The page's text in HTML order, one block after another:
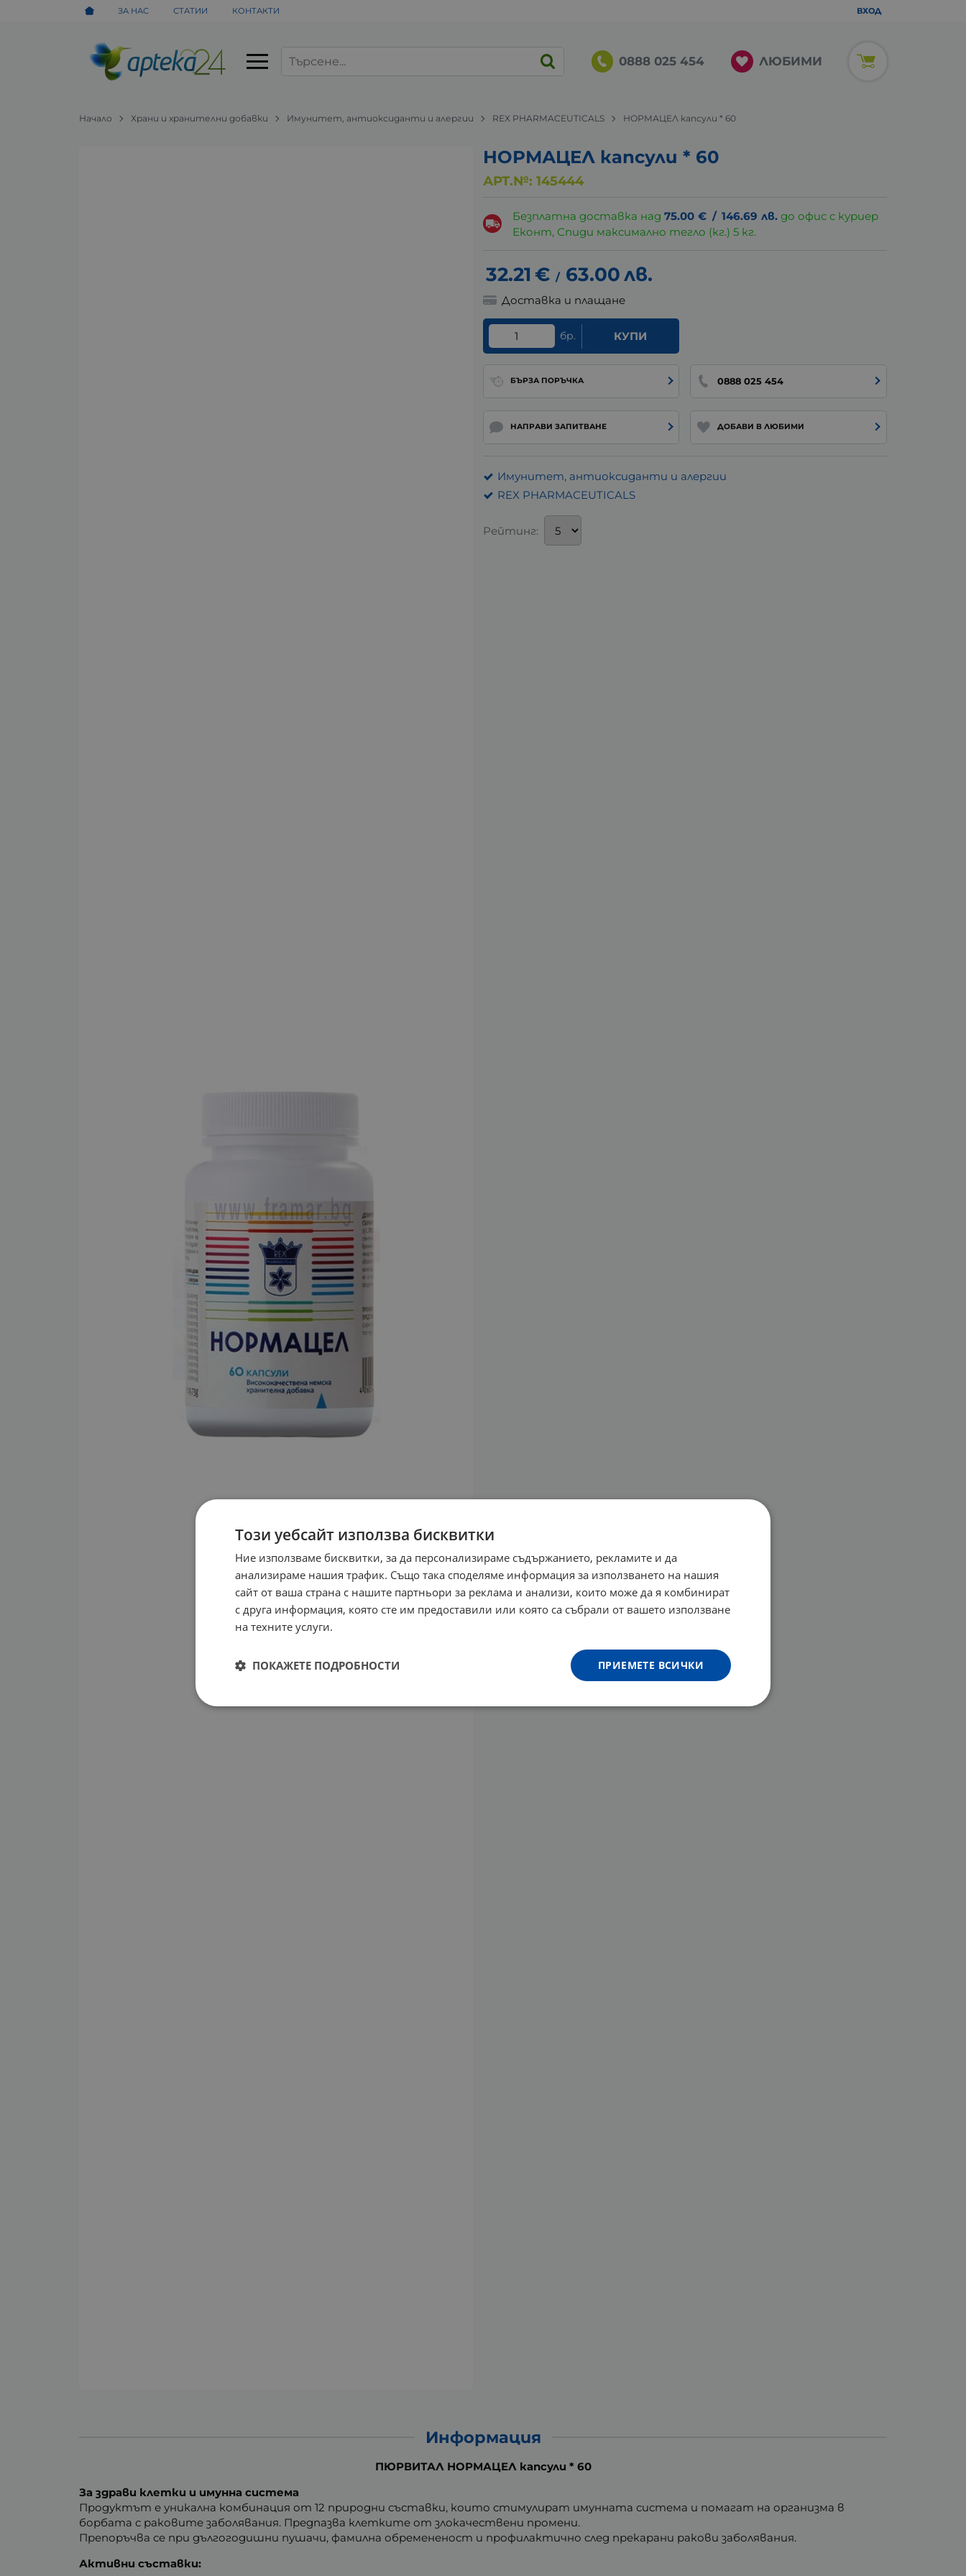
ЗА НАС СТАТИИ КОНТАКТИ ВХОД
0888 025 454 ЛЮБИМИ
Начало Храни и хранителни добавки Имунитет, антиоксиданти и алергии REX PHARMACEUTICALS НОРМАЦЕЛ капсули * 60
НОРМАЦЕЛ капсули * 60
АРТ.№: 145444
Безплатна доставка над75.00 € / 146.69 лв. до офис с куриер
Еконт, Спиди максимално тегло (кг.) 5 кг.
32.21 € / 63.00лв.
Доставка и плащане
бр. КУПИ
БЪРЗА ПОРЪЧКА 0888 025 454
НАПРАВИ ЗАПИТВАНЕ ДОБАВИ В ЛЮБИМИ
Имунитет, антиоксиданти и алергии
REX PHARMACEUTICALS
Рейтинг:
Информация
ПЮРВИТАЛ НОРМАЦЕЛ капсули * 60
За здрави клетки и имунна система
Продуктът е уникална комбинация от 12 природни съставки, които стимулират имунната система и помагат на организма в
борбата с раковите заболявания. Предпазва клетките от злокачествени промени.
Препоръчва се при дългогодишни пушачи, фамилна обремененост и профилактично след прекарани ракови заболявания.
Активни съставки:
Този уебсайт използва бисквитки
Ние използваме бисквитки, за да персонализираме съдържанието, рекламите и да
анализираме нашия трафик. Също така споделяме информация за използването на нашия
сайт от ваша страна с нашите партньори за реклама и анализи, които може да я комбинират
с друга информация, която сте им предоставили или която са събрали от вашето използване
на техните услуги.
ПРИЕМЕТЕ ВСИЧКИ
ПОКАЖЕТЕ ПОДРОБНОСТИ